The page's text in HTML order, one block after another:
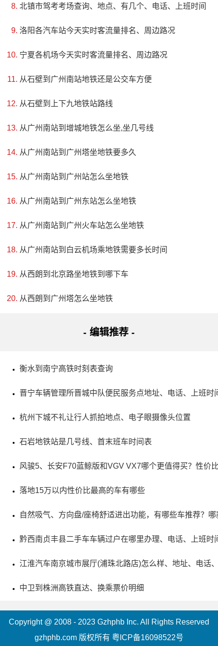
育于距今2.25亿年的三叠纪白去质石灰岩中，非常珍贵。洞
湖，野鸭和水鸟在湖中嬉戏，周围的山峦起伏，非常壮观。
2009年异龙湖水面积骤减，在恢复生态平衡的同时，石屏县
国家级湿地公园的认证，总体规划面积3749公顷，其中湿地
长的环湖生态路，非常适合游客们漫步其中，欣赏沙鸥翔
已经成为节日游玩的好去处。
5、开远凤凰生态公园景区
地址：云南省红河哈尼族彝族自治州开远市凤凰路西100
北镇市驾考考场查询、地点、有几个、电话、上班时间
洛阳各汽车站今天实时客流量排名、周边路况
宁夏各机场今天实时客流量排名、周边路况
从石壁到广州南站地铁还是公交车方便
从石壁到上下九地铁站路线
从广州南站到增城地铁怎么坐,坐几号线
从广州南站到广州塔坐地铁要多久
从广州南站到广州站怎么坐地铁
从广州南站到广州东站怎么坐地铁
从广州南站到广州火车站怎么坐地铁
从广州南站到白云机场乘地铁需要多长时间
从西朗到北京路坐地铁到哪下车
从西朗到广州塔怎么坐地铁
- 编辑推荐 -
衡水到南宁高铁时刻表查询
晋宁车辆管理所晋城中队便民服务点地址、电话、上班时
杭州下城不礼让行人抓拍地点、电子眼摄像头位置
石岩地铁站是几号线、首末班车时间表
风骏5、长安F70蓝鲸版和VGV VX7哪个更值得买？性价
落地15万以内性价比最高的车有哪些
自然吸气、方向盘/座椅舒适进出功能，有哪些车推荐？
黔西南贞丰县二手车车辆过户在哪里办理、电话、上班时
江淮汽车南京城市展厅(浦珠北路店)怎么样、地址、电话
中卫到株洲高铁直达、换乘票价明细
Copyright @ 2008 - 2023 Gzhphb Inc. All Rights Reserved
gzhphb.com 版权所有 粤ICP备16098522号